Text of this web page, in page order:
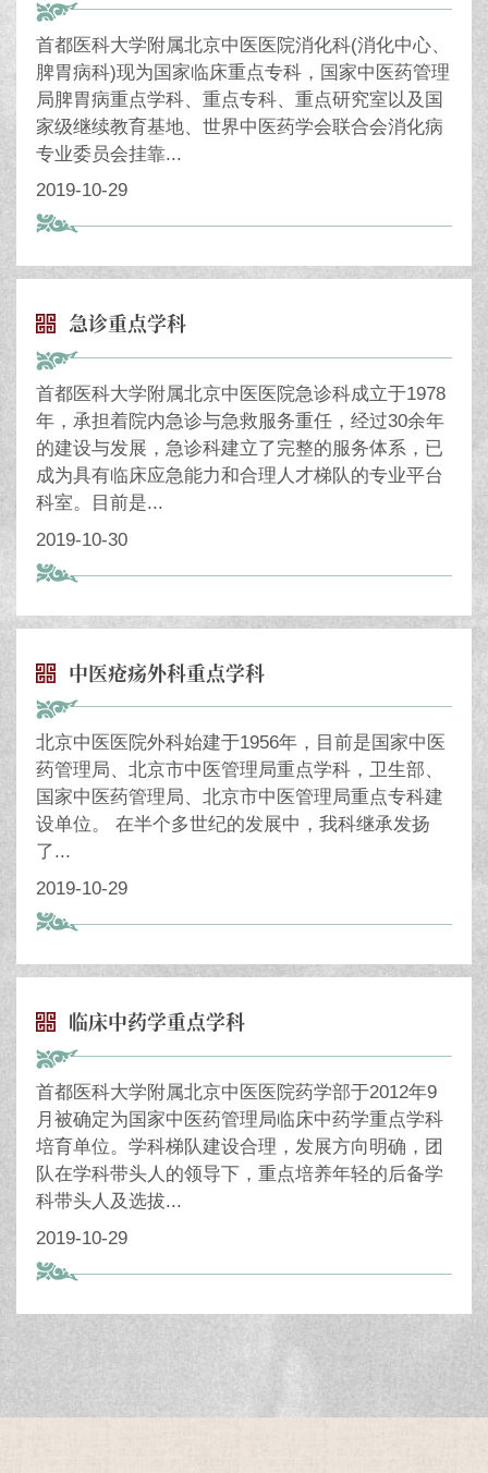
首都医科大学附属北京中医医院消化科(消化中心、
脾胃病科)现为国家临床重点专科，国家中医药管理
局脾胃病重点学科、重点专科、重点研究室以及国
家级继续教育基地、世界中医药学会联合会消化病
专业委员会挂靠...
2019-10-29
急诊重点学科
首都医科大学附属北京中医医院急诊科成立于1978
年，承担着院内急诊与急救服务重任，经过30余年
的建设与发展，急诊科建立了完整的服务体系，已
成为具有临床应急能力和合理人才梯队的专业平台
科室。目前是...
2019-10-30
中医疮疡外科重点学科
北京中医医院外科始建于1956年，目前是国家中医
药管理局、北京市中医管理局重点学科，卫生部、
国家中医药管理局、北京市中医管理局重点专科建
设单位。 在半个多世纪的发展中，我科继承发扬
了...
2019-10-29
临床中药学重点学科
首都医科大学附属北京中医医院药学部于2012年9
月被确定为国家中医药管理局临床中药学重点学科
培育单位。学科梯队建设合理，发展方向明确，团
队在学科带头人的领导下，重点培养年轻的后备学
科带头人及选拔...
2019-10-29